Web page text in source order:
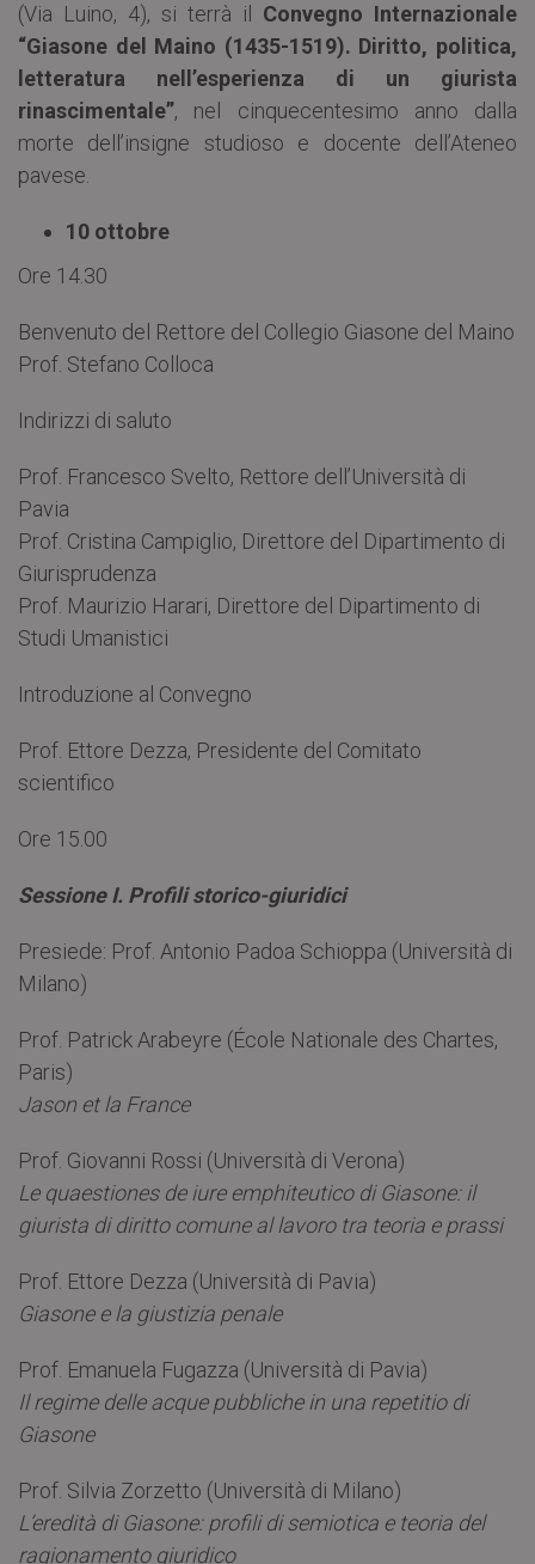
(Via Luino, 4), si terrà il Convegno Internazionale
“Giasone del Maino (1435-1519). Diritto, politica,
letteratura nell’esperienza di un giurista
rinascimentale”, nel cinquecentesimo anno dalla
morte dell’insigne studioso e docente dell’Ateneo
pavese.
10 ottobre
Ore 14.30
Benvenuto del Rettore del Collegio Giasone del Maino
Prof. Stefano Colloca
Indirizzi di saluto
Prof. Francesco Svelto, Rettore dell’Università di
Pavia
Prof. Cristina Campiglio, Direttore del Dipartimento di
Giurisprudenza
Prof. Maurizio Harari, Direttore del Dipartimento di
Studi Umanistici
Introduzione al Convegno
Prof. Ettore Dezza, Presidente del Comitato
scientifico
Ore 15.00
Sessione I. Profili storico-giuridici
Presiede: Prof. Antonio Padoa Schioppa (Università di
Milano)
Prof. Patrick Arabeyre (École Nationale des Chartes,
Paris)
Jason et la France
Prof. Giovanni Rossi (Università di Verona)
Le quaestiones de iure emphiteutico di Giasone: il
giurista di diritto comune al lavoro tra teoria e prassi
Prof. Ettore Dezza (Università di Pavia)
Giasone e la giustizia penale
Prof. Emanuela Fugazza (Università di Pavia)
Il regime delle acque pubbliche in una repetitio di
Giasone
Prof. Silvia Zorzetto (Università di Milano)
L’eredità di Giasone: profili di semiotica e teoria del
ragionamento giuridico